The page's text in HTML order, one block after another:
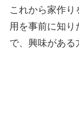
これから家作
用を事前に知
で、興味がある